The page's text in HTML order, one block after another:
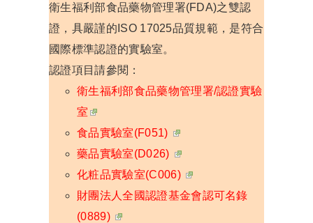
衛生福利部食品藥物管理署(FDA)之雙認
證，具嚴謹的ISO 17025品質規範，是符合
國際標準認證的實驗室。
認證項目請參閱：
衛生福利部食品藥物管理署/認證實驗
室
食品實驗室(F051)
藥品實驗室(D026)
化粧品實驗室(C006)
財團法人全國認證基金會認可名錄
(0889)